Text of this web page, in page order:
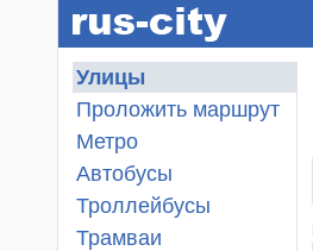
Улицы
Проложить маршрут
Метро
Автобусы
Троллейбусы
Трамваи